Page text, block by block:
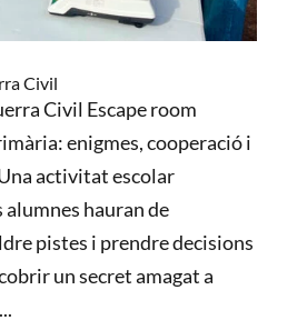
Civil
Civil Escape room
enigmes, cooperació i
activitat escolar
hauran de
pistes i prendre decisions
un secret amagat a